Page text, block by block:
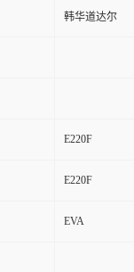
韩华道达尔
E220F
E220F
EVA